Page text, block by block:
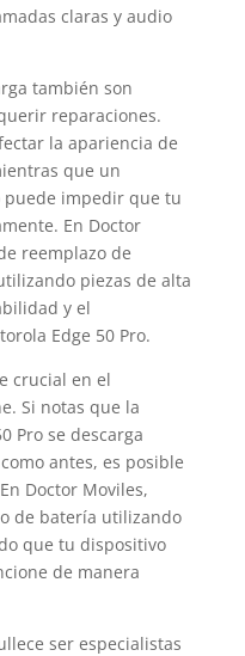
claras y audio
también son
reparaciones.
la apariencia de
que un
puede impedir que tu
En Doctor
reemplazo de
piezas de alta
y el
Edge 50 Pro.
crucial en el
Si notas que la
Pro se descarga
antes, es posible
Doctor Moviles,
de batería utilizando
que tu dispositivo
de manera
ser especialistas